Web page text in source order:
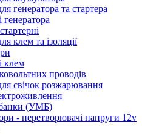
генератора та стартера
генератора
клем та ізоляції
клем
проводів
свічок розжарювання
(УМБ)
- перетворювачі напруги 12v